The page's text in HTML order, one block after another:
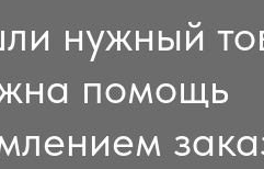
нужный
помощь